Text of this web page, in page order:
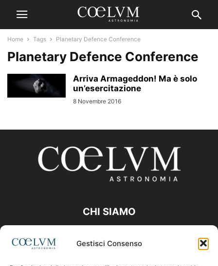
Gestisci Consenso
Home Tags Planetary Defence Conference
Planetary Defence Conference
Arriva Armageddon! Ma è solo
un’esercitazione
8 Novembre 2016
CHI SIAMO
Contattaci:coelumastro@coelum.com